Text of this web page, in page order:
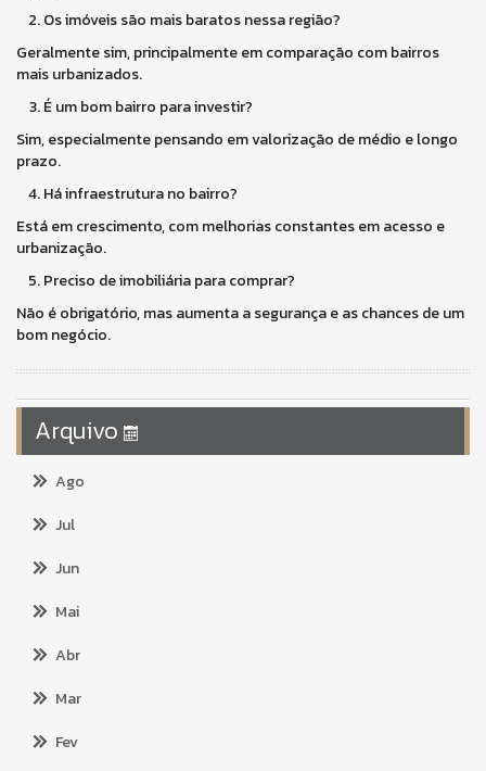
Os imóveis são mais baratos nessa região?
Geralmente sim, principalmente em comparação com bairros
mais urbanizados.
É um bom bairro para investir?
Sim, especialmente pensando em valorização de médio e longo
prazo.
Há infraestrutura no bairro?
Está em crescimento, com melhorias constantes em acesso e
urbanização.
Preciso de imobiliária para comprar?
Não é obrigatório, mas aumenta a segurança e as chances de um
bom negócio.
Arquivo
Ago
Jul
Jun
Mai
Abr
Mar
Fev